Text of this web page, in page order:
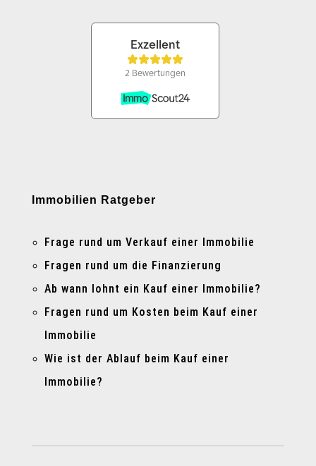
Immobilien Ratgeber
Frage rund um Verkauf einer Immobilie
Fragen rund um die Finanzierung
Ab wann lohnt ein Kauf einer Immobilie?
Fragen rund um Kosten beim Kauf einer
Immobilie
Wie ist der Ablauf beim Kauf einer
Immobilie?